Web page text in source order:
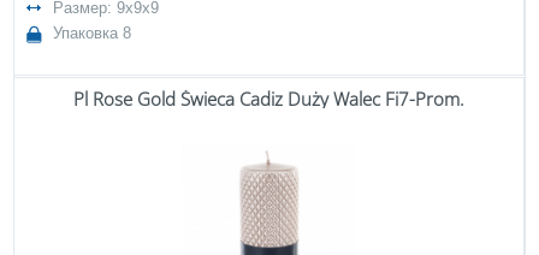
Размер: 9x9x9
Упаковка 8
Pl Rose Gold Świeca Cadiz Duży Walec Fi7-Prom.